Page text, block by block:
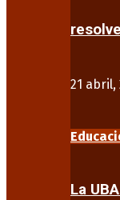
21 abril,
La